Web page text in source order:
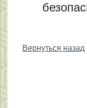
Вернуться назад